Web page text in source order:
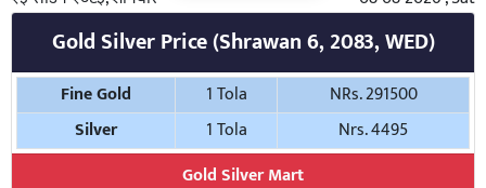
Gold Silver Price (Shrawan 6, 2083, WED)
Fine Gold 1 Tola
NRs. 291500
Silver
1 Tola
Nrs. 4495
Gold Silver Mart